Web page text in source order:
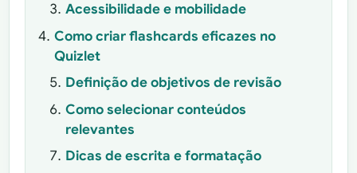
Acessibilidade e mobilidade
Como criar flashcards eficazes no
Quizlet
Definição de objetivos de revisão
Como selecionar conteúdos
relevantes
Dicas de escrita e formatação